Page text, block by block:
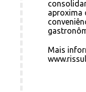
aproxima
Mais